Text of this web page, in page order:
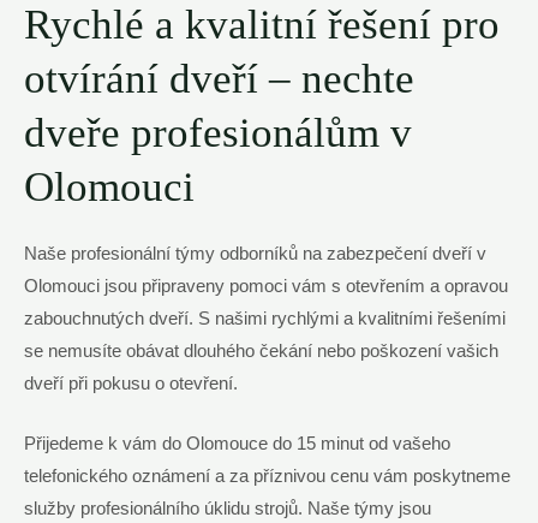
Rychlé a kvalitní řešení pro
otvírání dveří – nechte
dveře profesionálům v
Olomouci
Naše profesionální týmy odborníků na zabezpečení dveří v
Olomouci jsou připraveny pomoci vám s otevřením a opravou
zabouchnutých dveří. S našimi rychlými a kvalitními řešeními
se nemusíte obávat dlouhého čekání nebo poškození vašich
dveří při pokusu o otevření.
Přijedeme k vám do Olomouce do 15 minut od vašeho
telefonického oznámení a za příznivou cenu vám poskytneme
služby profesionálního úklidu strojů. Naše týmy jsou